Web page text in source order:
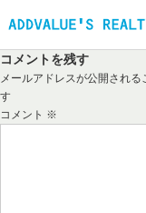
コメントを残す
メールアドレスが公開される
す
コメント ※